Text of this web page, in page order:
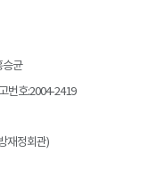
승균
번호:2004-2419
재정회관)